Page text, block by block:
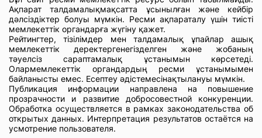
Ақпарат талдамалықмақсатта ұсынылған және кейбір
дәлсіздіктер болуы мүмкін. Ресми ақпараталу үшін тиісті
мемлекеттік органдарға жүгіну қажет.
Рейтингтер, тізілімдер мен талдамалық ұпайлар ашық
мемлекеттік деректергенегізделген және жобаның
тәуелсіз сараптамалық ұстанымын көрсетеді.
Олармемлекеттік органдардың ресми ұстанымымен
байланысты емес. Есептеу әдістемесінақтылануы мүмкін.
Публикация информации направлена на повышение
прозрачности и развитие добросовестной конкуренции.
Обработка осуществляется в рамках законодательства об
открытых данных. Интерпретация результатов остаётся на
усмотрение пользователя.